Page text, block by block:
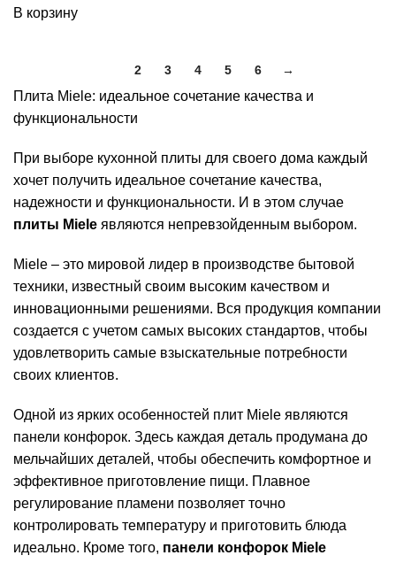
В корзину
2 3 4 5 6 →
Плита Miele: идеальное сочетание качества и
функциональности
При выборе кухонной плиты для своего дома каждый
хочет получить идеальное сочетание качества,
надежности и функциональности. И в этом случае
плиты Miele являются непревзойденным выбором.
Miele – это мировой лидер в производстве бытовой
техники, известный своим высоким качеством и
инновационными решениями. Вся продукция компании
создается с учетом самых высоких стандартов, чтобы
удовлетворить самые взыскательные потребности
своих клиентов.
Одной из ярких особенностей плит Miele являются
панели конфорок. Здесь каждая деталь продумана до
мельчайших деталей, чтобы обеспечить комфортное и
эффективное приготовление пищи. Плавное
регулирование пламени позволяет точно
контролировать температуру и приготовить блюда
идеально. Кроме того, панели конфорок Miele